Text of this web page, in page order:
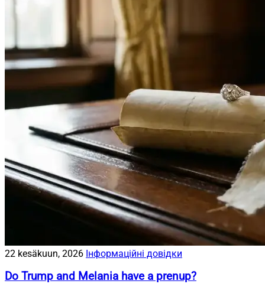
22 kesäkuun, 2026 Інформаційні довідки
Do Trump and Melania have a prenup?